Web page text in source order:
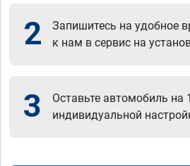
2
Запишитесь на удобное
к нам в сервис на
3
Оставьте автомобиль на
индивидуальной